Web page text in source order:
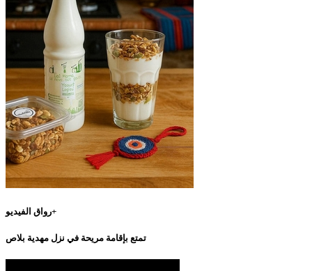
رواق الفيديو+
تمتع بإقامة مريحة في نزل مهدية بلاص